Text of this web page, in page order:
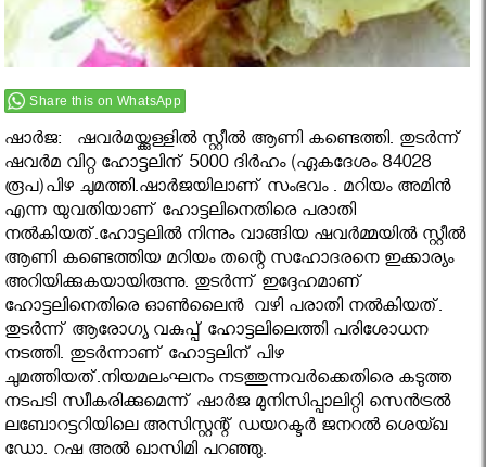
Share this on WhatsApp
ഷാര്‍ജ: ഷവര്‍മയ്ക്കുള്ളില്‍ സ്റ്റീല്‍ ആണി കണ്ടെത്തി. തുടര്‍ന്ന്
ഷവര്‍മ വിറ്റ ഹോട്ടലിന് 5000 ദിര്‍ഹം (ഏകദേശം 84028
രൂപ)പിഴ ചുമത്തി.ഷാർജയിലാണ് സംഭവം . മറിയം അമിന്‍
എന്ന യുവതിയാണ് ഹോട്ടലിനെതിരെ പരാതി
നല്‍കിയത്.ഹോട്ടലില്‍ നിന്നും വാങ്ങിയ ഷവര്‍മ്മയില്‍ സ്റ്റീല്‍
ആണി കണ്ടെത്തിയ മറിയം തന്റെ സഹോദരനെ ഇക്കാര്യം
അറിയിക്കുകയായിരുന്നു. തുടര്‍ന്ന് ഇദ്ദേഹമാണ്
ഹോട്ടലിനെതിരെ ഓണ്‍ലൈന്‍ വഴി പരാതി നല്‍കിയത്.
തുടര്‍ന്ന് ആരോഗ്യ വകുപ്പ് ഹോട്ടലിലെത്തി പരിശോധന
നടത്തി. തുടര്‍ന്നാണ് ഹോട്ടലിന് പിഴ
ചുമത്തിയത്.നിയമലംഘനം നടത്തുന്നവര്‍ക്കെതിരെ കടുത്ത
നടപടി സ്വീകരിക്കുമെന്ന് ഷാര്‍ജ മുനിസിപ്പാലിറ്റി സെന്‍ട്രല്‍
ലബോറട്ടറിയിലെ അസിസ്റ്റന്റ് ഡയറക്ടര്‍ ജനറല്‍ ശെയ്ഖ
ഡോ. റഷ അല്‍ ഖാസിമി പറഞ്ഞു.